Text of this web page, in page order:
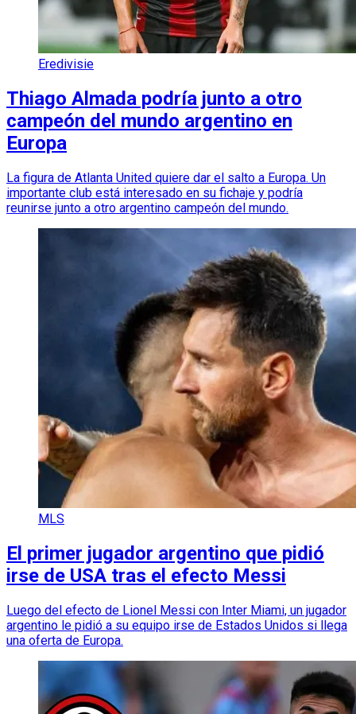
Eredivisie
Thiago Almada podría junto a otro
campeón del mundo argentino en
Europa
La figura de Atlanta United quiere dar el salto a Europa. Un
importante club está interesado en su fichaje y podría
reunirse junto a otro argentino campeón del mundo.
MLS
El primer jugador argentino que pidió
irse de USA tras el efecto Messi
Luego del efecto de Lionel Messi con Inter Miami, un jugador
argentino le pidió a su equipo irse de Estados Unidos si llega
una oferta de Europa.